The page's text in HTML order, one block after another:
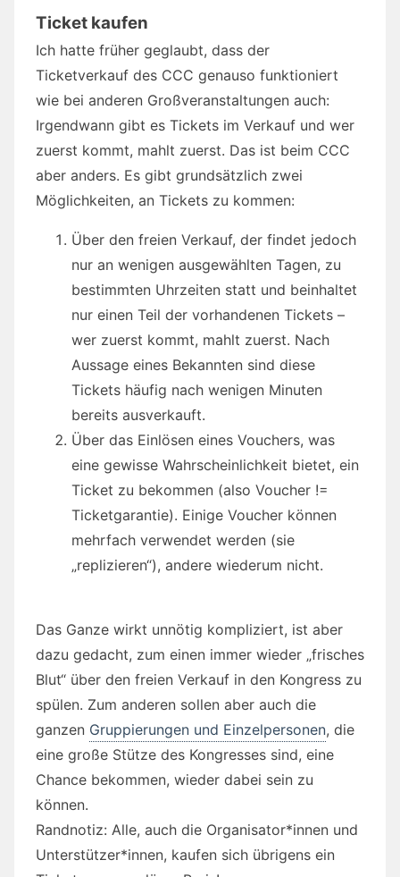
Ticket kaufen
Ich hatte früher geglaubt, dass der
Ticketverkauf des CCC genauso funktioniert
wie bei anderen Großveranstaltungen auch:
Irgendwann gibt es Tickets im Verkauf und wer
zuerst kommt, mahlt zuerst. Das ist beim CCC
aber anders. Es gibt grundsätzlich zwei
Möglichkeiten, an Tickets zu kommen:
Über den freien Verkauf, der findet jedoch
nur an wenigen ausgewählten Tagen, zu
bestimmten Uhrzeiten statt und beinhaltet
nur einen Teil der vorhandenen Tickets –
wer zuerst kommt, mahlt zuerst. Nach
Aussage eines Bekannten sind diese
Tickets häufig nach wenigen Minuten
bereits ausverkauft.
Über das Einlösen eines Vouchers, was
eine gewisse Wahrscheinlichkeit bietet, ein
Ticket zu bekommen (also Voucher !=
Ticketgarantie). Einige Voucher können
mehrfach verwendet werden (sie
„replizieren“), andere wiederum nicht.
Das Ganze wirkt unnötig kompliziert, ist aber
dazu gedacht, zum einen immer wieder „frisches
Blut“ über den freien Verkauf in den Kongress zu
spülen. Zum anderen sollen aber auch die
ganzen Gruppierungen und Einzelpersonen, die
eine große Stütze des Kongresses sind, eine
Chance bekommen, wieder dabei sein zu
können.
Randnotiz: Alle, auch die Organisator*innen und
Unterstützer*innen, kaufen sich übrigens ein